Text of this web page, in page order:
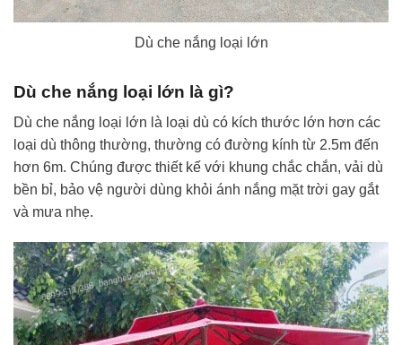
Dù che nắng loại lớn
Dù che nắng loại lớn là gì?
Dù che nắng loại lớn là loại dù có kích thước lớn hơn các
loại dù thông thường, thường có đường kính từ 2.5m đến
hơn 6m. Chúng được thiết kế với khung chắc chắn, vải dù
bền bỉ, bảo vệ người dùng khỏi ánh nắng mặt trời gay gắt
và mưa nhẹ.